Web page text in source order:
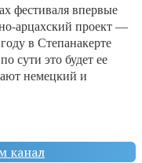
фестиваля впервые
арцахский проект —
в Степанакерте
сути это будет ее
немецкий и
канал